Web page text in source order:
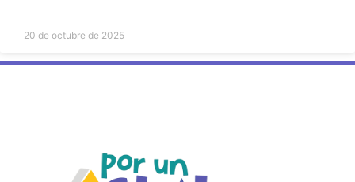
20 de octubre de 2025